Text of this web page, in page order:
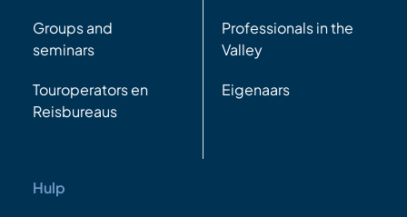
Groups and
seminars
Touroperators en
Reisbureaus
Professionals in the
Valley
Eigenaars
Hulp